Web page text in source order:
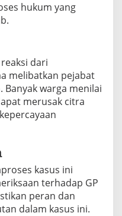
hukum yang
dari
melibatkan pejabat
warga menilai
merusak citra
kasus ini
terhadap GP
peran dan
dalam kasus ini.